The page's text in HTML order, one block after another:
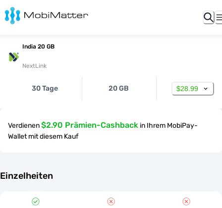
India 20 GB
NextLink
30 Tage 20 GB $28.99
Verdienen$2.90 Prämien-Cashback in Ihrem MobiPay-
Wallet mit diesem Kauf
Einzelheiten